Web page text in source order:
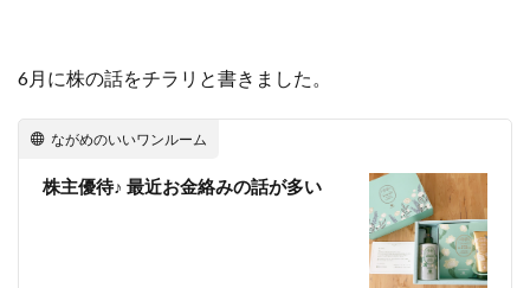
6月に株の話をチラリと書きました。
ながめのいいワンルーム
株主優待♪ 最近お金絡みの話が多い